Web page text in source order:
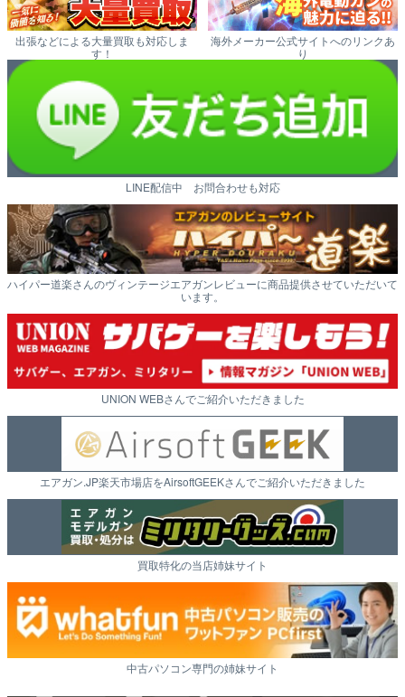
出張などによる大量買取も対応しま
す！
海外メーカー公式サイトへのリンクあ
り
LINE配信中 お問合わせも対応
ハイパー道楽さんのヴィンテージエアガンレビューに商品提供させていただいて
います。
UNION WEBさんでご紹介いただきました
エアガン.JP楽天市場店をAirsoftGEEKさんでご紹介いただきました
買取特化の当店姉妹サイト
中古パソコン専門の姉妹サイト